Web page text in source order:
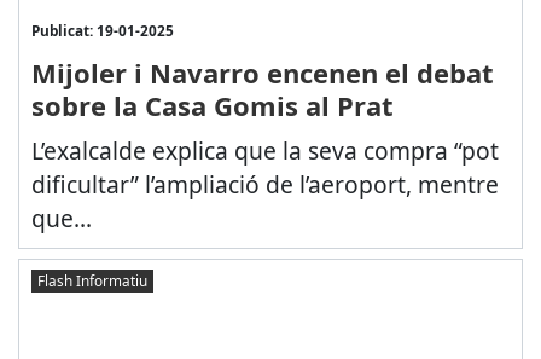
Publicat: 19-01-2025
Mijoler i Navarro encenen el debat
sobre la Casa Gomis al Prat
L’exalcalde explica que la seva compra “pot
dificultar” l’ampliació de l’aeroport, mentre
que...
Flash Informatiu